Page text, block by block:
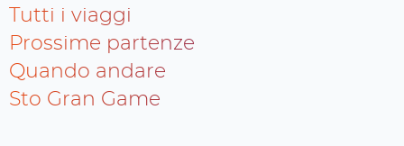
Tutti i viaggi
Prossime partenze
Quando andare
Sto Gran Game